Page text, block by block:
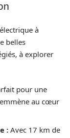
à
belles
à explorer
pour une
au cœur
: Avec 17 km de